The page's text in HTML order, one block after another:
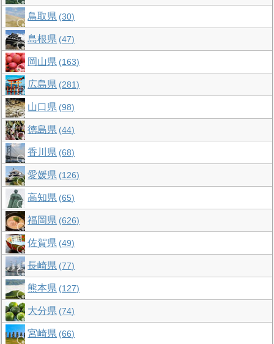
鳥取県 30
島根県 47
岡山県 163
広島県 281
山口県 98
徳島県 44
香川県 68
愛媛県 126
高知県 65
福岡県 626
佐賀県 49
長崎県 77
熊本県 127
大分県 74
宮崎県 66